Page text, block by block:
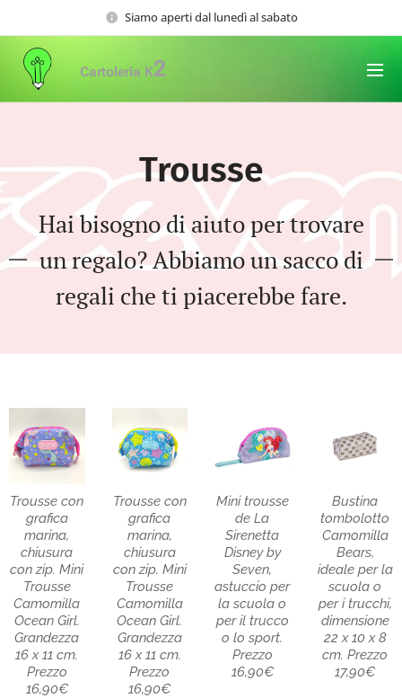
Siamo aperti dal lunedì al sabato
Cartoleria K2
Trousse
Hai bisogno di aiuto per trovare
un regalo? Abbiamo un sacco di
regali che ti piacerebbe fare.
Trousse con
grafica
marina,
chiusura
con zip. Mini
Trousse
Camomilla
Ocean Girl.
Grandezza
16 x 11 cm.
Prezzo
16,90€
Trousse con
grafica
marina,
chiusura
con zip. Mini
Trousse
Camomilla
Ocean Girl.
Grandezza
16 x 11 cm.
Prezzo
16,90€
Mini trousse
de La
Sirenetta
Disney by
Seven,
astuccio per
la scuola o
per il trucco
o lo sport.
Prezzo
16,90€
Bustina
tombolotto
Camomilla
Bears,
ideale per la
scuola o
per i trucchi,
dimensione
22 x 10 x 8
cm. Prezzo
17,90€